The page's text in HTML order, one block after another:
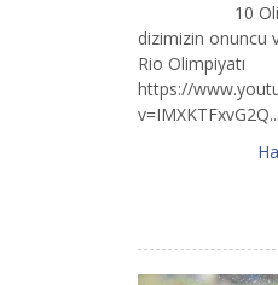
10
dizimizin onuncu
Rio Olimpiyatı
https://
v=IMXKTFxvG2Q...